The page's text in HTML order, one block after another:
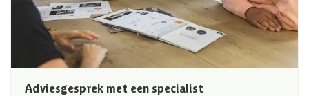
Adviesgesprek met een specialist